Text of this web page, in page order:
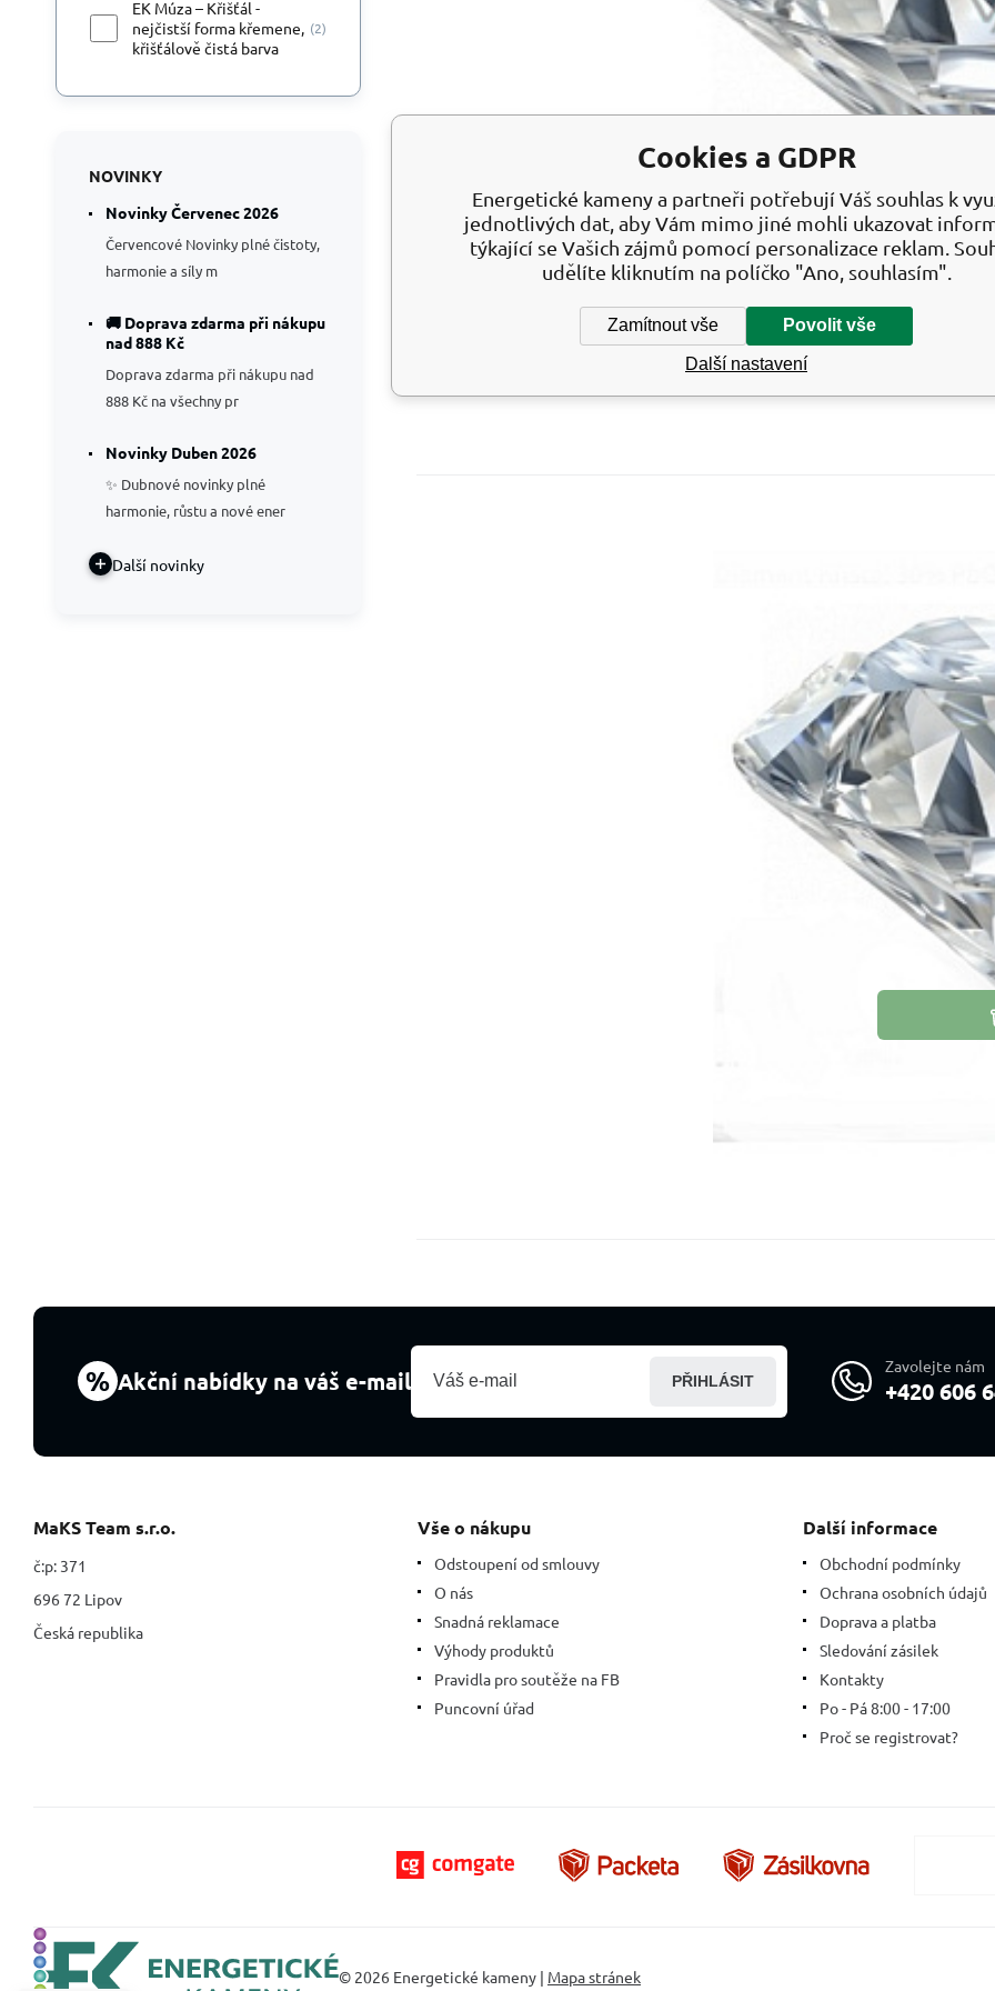
EK Múza – Křišťál -
nejčistší forma křemene,
křišťálově čistá barva
(2)
NOVINKY
Novinky Červenec 2026
Červencové Novinky plné čistoty,
harmonie a síly m
🚚 Doprava zdarma při nákupu
nad 888 Kč
Doprava zdarma při nákupu nad
888 Kč na všechny pr
Novinky Duben 2026
✨ Dubnové novinky plné
harmonie, růstu a nové ener
Další novinky
% Akční nabídky na váš e-mail PŘIHLÁSIT
Zavolejte nám
+420 606
MaKS Team s.r.o.
č:p: 371
696 72 Lipov
Česká republika
Vše o nákupu
Odstoupení od smlouvy
O nás
Snadná reklamace
Výhody produktů
Pravidla pro soutěže na FB
Puncovní úřad
Další informace
Obchodní podmínky
Ochrana osobních údajů
Doprava a platba
Sledování zásilek
Kontakty
Po - Pá 8:00 - 17:00
Proč se registrovat?
© 2026 Energetické kameny | Mapa stránek
Cookies a GDPR
Energetické kameny a partneři potřebují Váš souhlas k
jednotlivých dat, aby Vám mimo jiné mohli ukazovat
týkající se Vašich zájmů pomocí personalizace reklam.
udělíte kliknutím na políčko "Ano, souhlasím".
Zamítnout vše Povolit vše
Další nastavení